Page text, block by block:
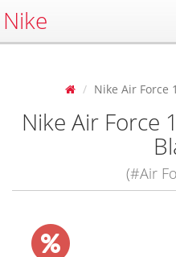
Nike
Nike Air Force
Nike Air Force
(#Air